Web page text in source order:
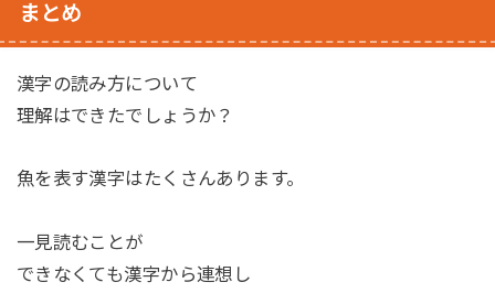
まとめ
漢字の読み方について
理解はできたでしょうか？
魚を表す漢字はたくさんあります。
一見読むことが
できなくても漢字から連想し